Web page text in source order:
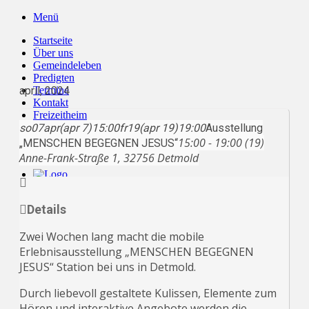
Zum
springen
Menü
Startseite
Über uns
Gemeindeleben
Predigten
Termine
Kontakt
Freizeitheim
Live
april, 2024
so07apr(apr 7)15:00fr19(apr 19)19:00Ausstellung
„MENSCHEN BEGEGNEN JESUS“15:00 - 19:00 (19)
Anne-Frank-Straße 1, 32756 Detmold
Details
Zwei Wochen lang macht die mobile
Erlebnisausstellung „MENSCHEN BEGEGNEN
JESUS“ Station bei uns in Detmold.
Durch liebevoll gestaltete Kulissen, Elemente zum